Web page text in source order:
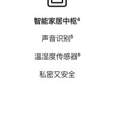
智能家居中枢脚
⁴
声音识别脚
⁵
温湿度传感器脚
⁶
私密又安全